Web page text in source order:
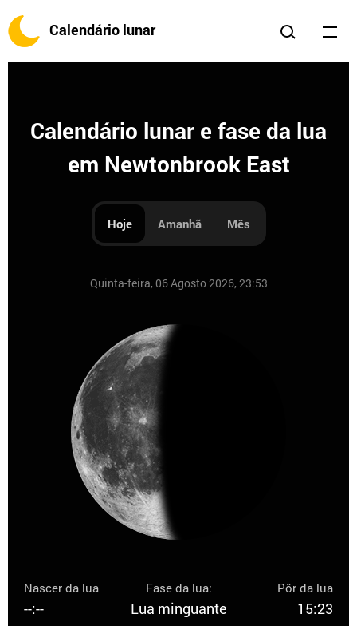
Calendário lunar
Calendário lunar e fase da lua
em Newtonbrook East
Hoje Amanhã Mês
Quinta-feira, 06 Agosto 2026, 23:53
Nascer da lua
--:--
Fase da lua:
Lua minguante
Pôr da lua
15:23